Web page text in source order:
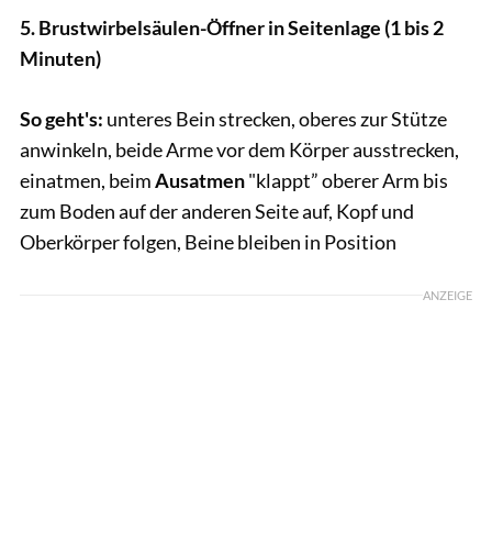
5. Brustwirbelsäulen-Öffner in Seitenlage (1 bis 2
Minuten)
So geht's: unteres Bein strecken, oberes zur Stütze
anwinkeln, beide Arme vor dem Körper ausstrecken,
einatmen, beimAusatmen"klappt” oberer Arm bis
zum Boden auf der anderen Seite auf, Kopf und
Oberkörper folgen, Beine bleiben in Position
ANZEIGE